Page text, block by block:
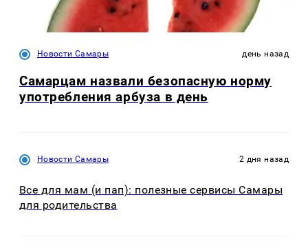
Новости Самары день назад
Самарцам назвали безопасную норму
употребления арбуза в день
Новости Самары 2 дня назад
Все для мам (и пап): полезные сервисы Самары
для родительства